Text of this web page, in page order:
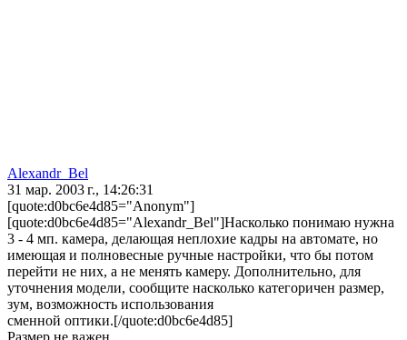
Alexandr_Bel
31 мар. 2003 г., 14:26:31
[quote:d0bc6e4d85="Anonym"]
[quote:d0bc6e4d85="Alexandr_Bel"]Насколько понимаю нужна
3 - 4 мп. камера, делающая неплохие кадры на автомате, но
имеющая и полновесные ручные настройки, что бы потом
перейти не них, а не менять камеру. Дополнительно, для
уточнения модели, сообщите насколько категоричен размер,
зум, возможность использования
сменной оптики.[/quote:d0bc6e4d85]